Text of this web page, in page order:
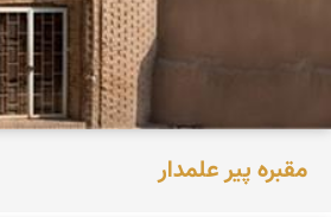
مقبره پیر علمدار